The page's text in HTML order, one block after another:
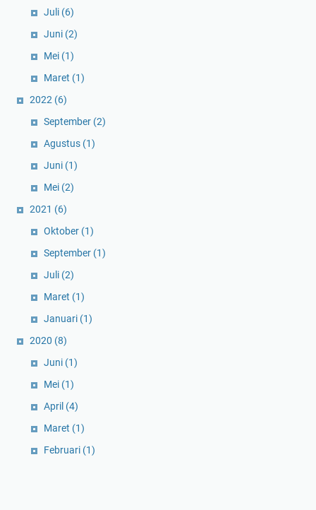
Juli (6)
Juni (2)
Mei (1)
Maret (1)
2022 (6)
September (2)
Agustus (1)
Juni (1)
Mei (2)
2021 (6)
Oktober (1)
September (1)
Juli (2)
Maret (1)
Januari (1)
2020 (8)
Juni (1)
Mei (1)
April (4)
Maret (1)
Februari (1)